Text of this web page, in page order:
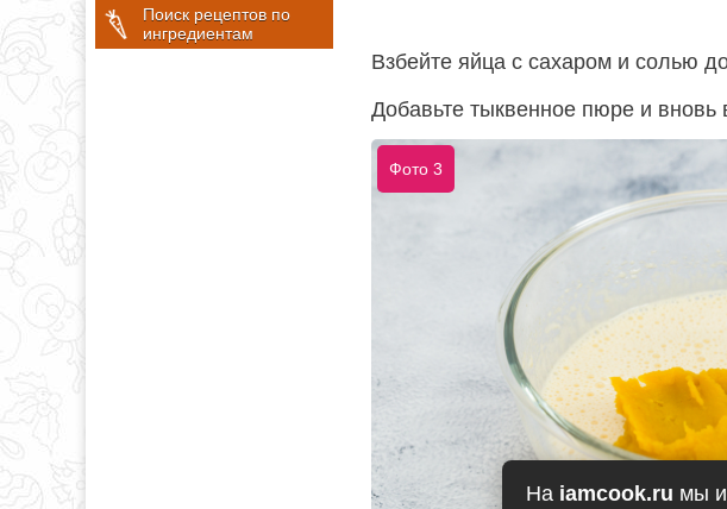
На iamcook.ru мы
Поиск рецептов по
ингредиентам
Взбейте яйца с сахаром и солью
Добавьте тыквенное пюре и вновь
Фото 3